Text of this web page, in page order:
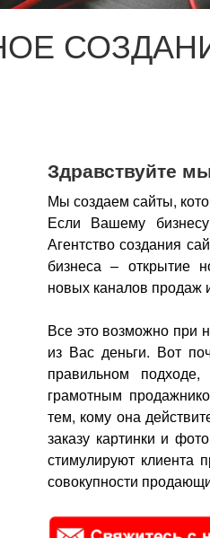
Здравствуйте
Мы создаем сайты,
Если Вашему
Агентство создания
бизнеса – открытие
новых каналов продаж
Все это возможно при
из Вас деньги. Вот
правильном
грамотным
тем, кому она
заказу картинки и
стимулируют клиента
совокупности